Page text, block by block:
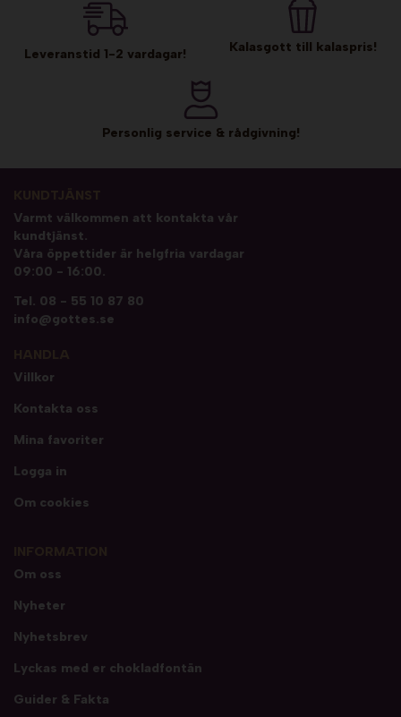
Leveranstid 1-2 vardagar! Kalasgott till kalaspris!
Personlig service & rådgivning!
Varmt välkommen att kontakta vår
kundtjänst.
Våra öppettider är helgfria vardagar
09:00 - 16:00.
Tel. 08 - 55 10 87 80
info@gottes.se
Villkor
Kontakta oss
Mina favoriter
Logga in
Om cookies
Om oss
Nyheter
Nyhetsbrev
Lyckas med er chokladfontän
Guider & Fakta